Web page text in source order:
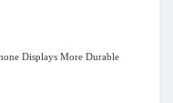
Displays More Durable